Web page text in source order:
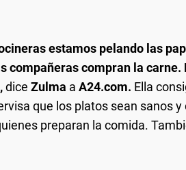
Martín en la villa
que esté más
que coordina Zulma reciben
abandonadas. Tienen que pensar en las
de personas al menos dos veces por
que esté más
comedores que coordina Zulma reciben
estamos pelando las
compañeras compran la
dice Zulma a A24.com. Ella
que los platos sean sanos
preparan la comida.